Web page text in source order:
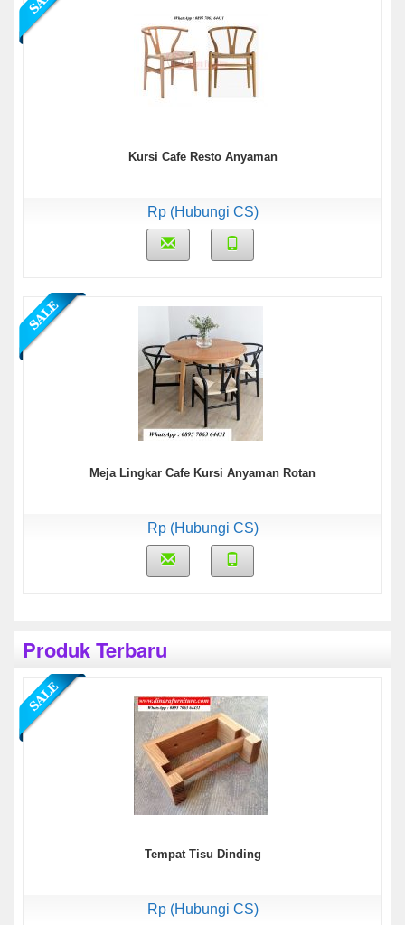
Kursi Cafe Resto Anyaman
Rp (Hubungi CS)
Meja Lingkar Cafe Kursi Anyaman Rotan
Rp (Hubungi CS)
Produk Terbaru
Tempat Tisu Dinding
Rp (Hubungi CS)